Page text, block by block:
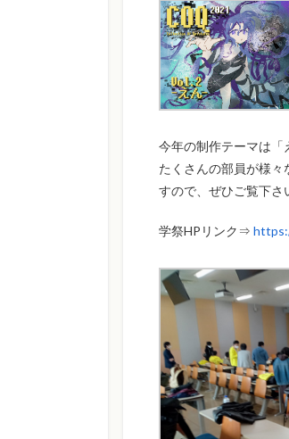
今年の制作テーマは「
たくさんの部員が様
すので、ぜひご覧下さ
学祭HPリンク⇒